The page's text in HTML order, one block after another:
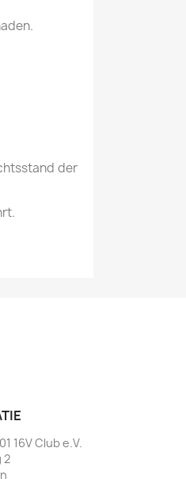
der
16V Club e.V.
2